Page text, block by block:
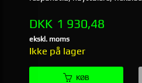
Pris
DKK 1 930,48
ekskl. moms
Ikke på lager
KØB